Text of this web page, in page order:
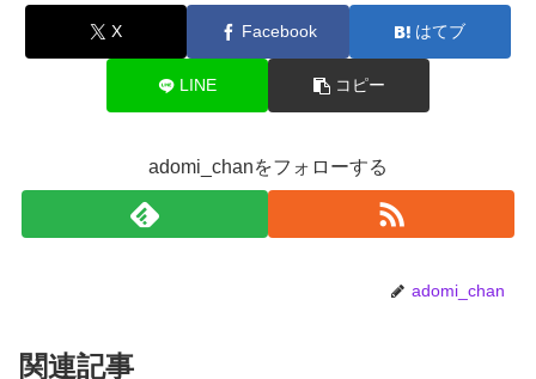
X Facebook はてブ
LINE コピー
adomi_chanをフォローする
adomi_chan
関連記事